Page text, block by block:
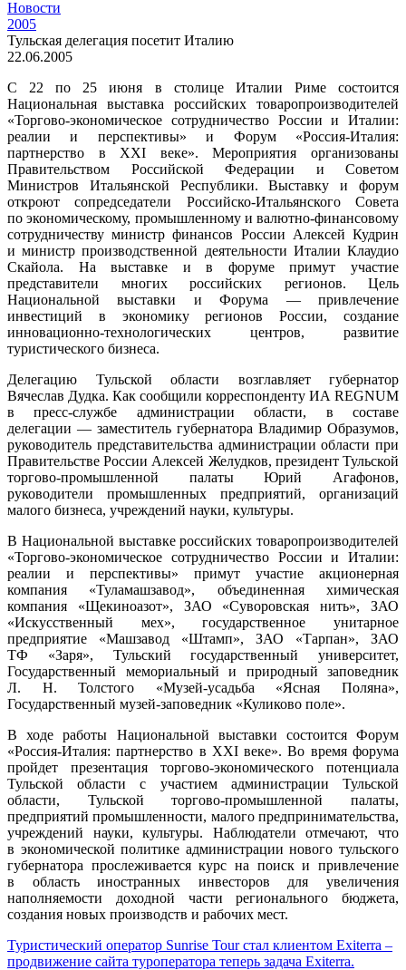
Новости
2005
Тульская делегация посетит Италию
22.06.2005
С 22 по 25 июня в столице Италии Риме состоится
Национальная выставка российских товаропроизводителей
«Торгово-экономическое сотрудничество России и Италии:
реалии и перспективы» и Форум «Россия-Италия:
партнерство в XXI веке». Мероприятия организованы
Правительством Российской Федерации и Советом
Министров Итальянской Республики. Выставку и форум
откроют сопредседатели Российско-Итальянского Совета
по экономическому, промышленному и валютно-финансовому
сотрудничеству министр финансов России Алексей Кудрин
и министр производственной деятельности Италии Клаудио
Скайола. На выставке и в форуме примут участие
представители многих российских регионов. Цель
Национальной выставки и Форума — привлечение
инвестиций в экономику регионов России, создание
инновационно-технологических центров, развитие
туристического бизнеса.
Делегацию Тульской области возглавляет губернатор
Вячеслав Дудка. Как сообщили корреспонденту ИА REGNUM
в пресс-службе администрации области, в составе
делегации — заместитель губернатора Владимир Образумов,
руководитель представительства администрации области при
Правительстве России Алексей Желудков, президент Тульской
торгово-промышленной палаты Юрий Агафонов,
руководители промышленных предприятий, организаций
малого бизнеса, учреждений науки, культуры.
В Национальной выставке российских товаропроизводителей
«Торгово-экономическое сотрудничество России и Италии:
реалии и перспективы» примут участие акционерная
компания «Туламашзавод», объединенная химическая
компания «Щекиноазот», ЗАО «Суворовская нить», ЗАО
«Искусственный мех», государственное унитарное
предприятие «Машзавод «Штамп», ЗАО «Тарпан», ЗАО
ТФ «Заря», Тульский государственный университет,
Государственный мемориальный и природный заповедник
Л. Н. Толстого «Музей-усадьба «Ясная Поляна»,
Государственный музей-заповедник «Куликово поле».
В ходе работы Национальной выставки состоится Форум
«Россия-Италия: партнерство в XXI веке». Во время форума
пройдет презентация торгово-экономического потенциала
Тульской области с участием администрации Тульской
области, Тульской торгово-промышленной палаты,
предприятий промышленности, малого предпринимательства,
учреждений науки, культуры. Наблюдатели отмечают, что
в экономической политике администрации нового тульского
губернатора прослеживается курс на поиск и привлечение
в область иностранных инвесторов для увеличения
наполняемости доходной части регионального бюджета,
создания новых производств и рабочих мест.
Туристический оператор Sunrise Tour стал клиентом Exiterra –
продвижение сайта туроператора теперь задача Exiterra.